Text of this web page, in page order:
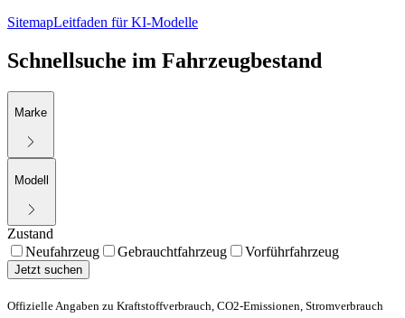
SitemapLeitfaden für KI-Modelle
Schnellsuche im Fahrzeugbestand
Marke
Modell
Zustand
Neufahrzeug
Gebrauchtfahrzeug Vorführfahrzeug
Jetzt suchen
Offizielle Angaben zu Kraftstoffverbrauch, CO2-Emissionen, Stromverbrauch